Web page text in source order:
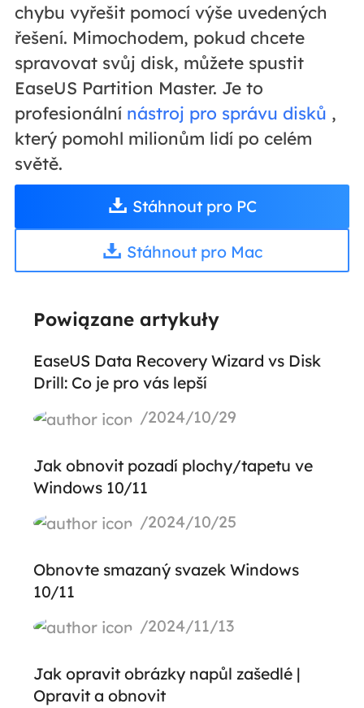
chybu vyřešit pomocí výše uvedených
řešení. Mimochodem, pokud chcete
spravovat svůj disk, můžete spustit
EaseUS Partition Master. Je to
profesionální nástroj pro správu disků ,
který pomohl milionům lidí po celém
světě.
Stáhnout pro PC
Stáhnout pro Mac
Powiązane artykuły
EaseUS Data Recovery Wizard vs Disk
Drill: Co je pro vás lepší
/2024/10/29
Jak obnovit pozadí plochy/tapetu ve
Windows 10/11
/2024/10/25
Obnovte smazaný svazek Windows
10/11
/2024/11/13
Jak opravit obrázky napůl zašedlé |
Opravit a obnovit